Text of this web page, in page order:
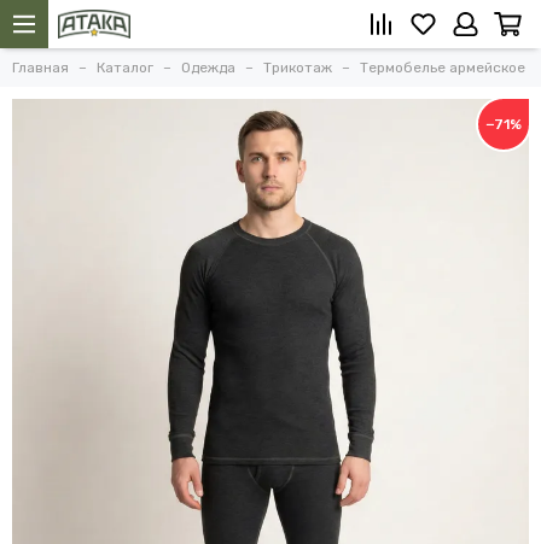
Главная Каталог Одежда Трикотаж Термобелье армейское
−71%